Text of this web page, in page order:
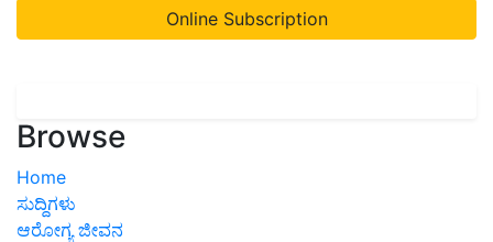
Online Subscription
Browse
Home
ಸುದ್ದಿಗಳು
ಆರೋಗ್ಯ ಜೀವನ